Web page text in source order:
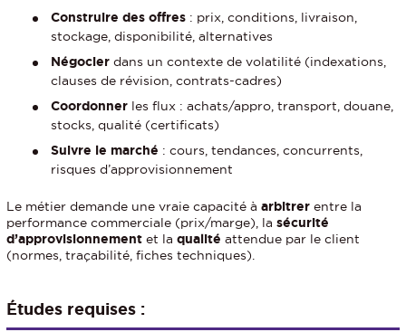
Construire des offres : prix, conditions, livraison,
stockage, disponibilité, alternatives
Négocier dans un contexte de volatilité (indexations,
clauses de révision, contrats-cadres)
Coordonner les flux : achats/appro, transport, douane,
stocks, qualité (certificats)
Suivre le marché : cours, tendances, concurrents,
risques d’approvisionnement
Le métier demande une vraie capacité à arbitrer entre la
performance commerciale (prix/marge), la sécurité
d’approvisionnement et la qualité attendue par le client
(normes, traçabilité, fiches techniques).
Études requises :